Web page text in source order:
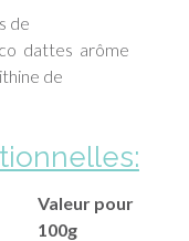
de
dattes arôme
de
Valeur pour
100g